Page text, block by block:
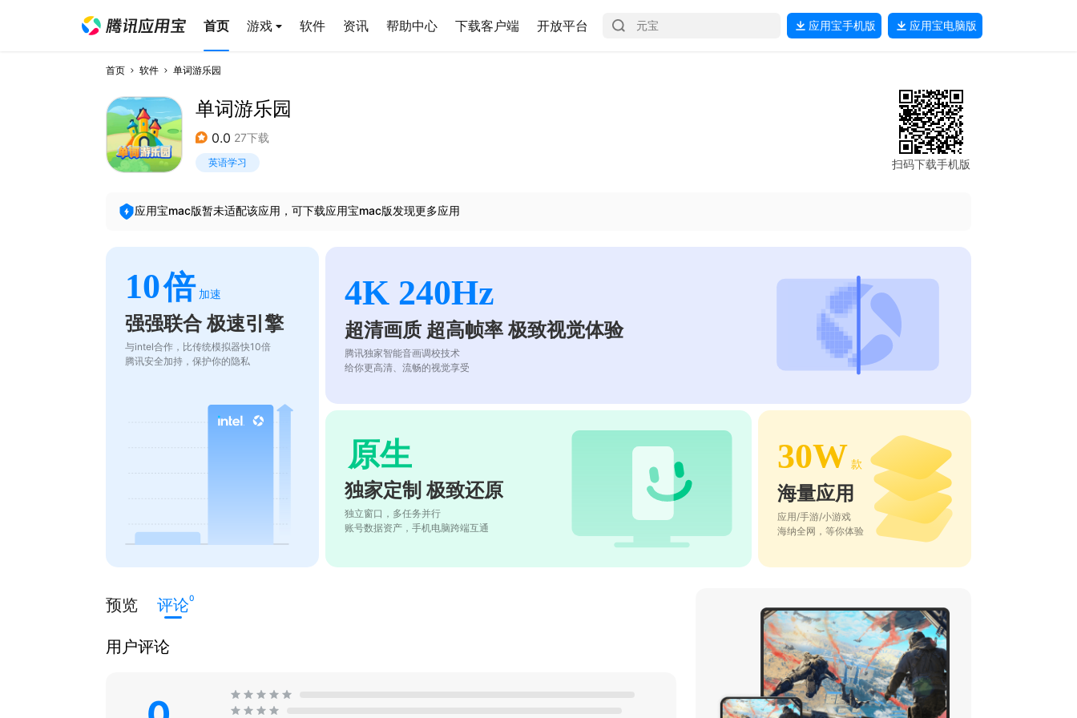
首页 游戏 软件 资讯 帮助中心 下载客户端 开放平台 应用宝手机版 应用宝电脑版
首页 软件 单词游乐园
单词游乐园
0.0 27下载
英语学习 扫码下载手机版
应用宝mac版暂未适配该应用，可下载应用宝mac版发现更多应用
10倍 加速
强强联合 极速引擎
与intel合作，比传统模拟器快10倍
腾讯安全加持，保护你的隐私
4K 240Hz
超清画质 超高帧率 极致视觉体验
腾讯独家智能音画调校技术
给你更高清、流畅的视觉享受
原生
独家定制 极致还原
独立窗口，多任务并行
账号数据资产，手机电脑跨端互通
30W 款
海量应用
应用/手游/小游戏
海纳全网，等你体验
预览 评论0
用户评论